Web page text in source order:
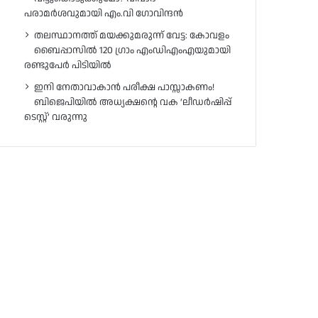
പരാമർശവുമായി എം.വി ഗോവിന്ദൻ
തലസ്ഥാനത്ത് മയക്കുമരുന്ന് വേട്ട: കോവളം
ബൈപ്പാസിൽ 120 ഗ്രാം എംഡിഎംഎയുമായി
രണ്ടുപേർ പിടിയിൽ
ഇനി നേതാവാകാൻ പരീക്ഷ പാസ്സാകണം!
ബിജെപിയിൽ അധ്യക്ഷന്റെ വക ‘ലീഡർഷിപ്പ്
ടെസ്റ്റ്’ വരുന്നു